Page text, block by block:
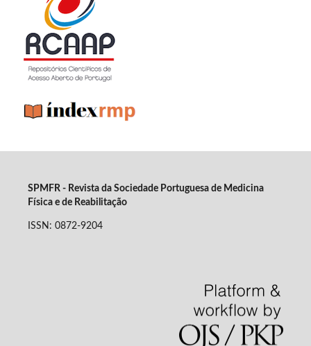
SPMFR - Revista da Sociedade Portuguesa de Medicina
Física e de Reabilitação
ISSN: 0872-9204